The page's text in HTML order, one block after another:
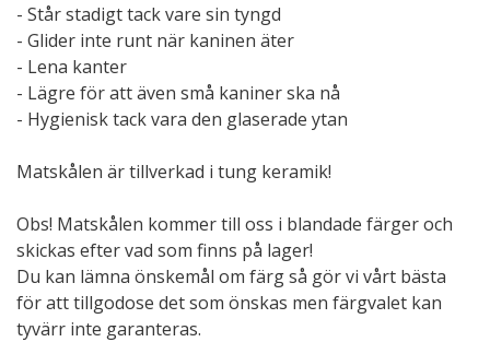
- Står stadigt tack vare sin tyngd
- Glider inte runt när kaninen äter
- Lena kanter
- Lägre för att även små kaniner ska nå
- Hygienisk tack vara den glaserade ytan
Matskålen är tillverkad i tung keramik!
Obs! Matskålen kommer till oss i blandade färger och
skickas efter vad som finns på lager!
Du kan lämna önskemål om färg så gör vi vårt bästa
för att tillgodose det som önskas men färgvalet kan
tyvärr inte garanteras.